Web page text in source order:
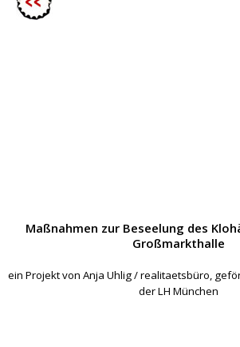
Maßnahmen zur Beseelung des
Großmarkthalle
ein Projekt von Anja Uhlig / realitaetsbüro,
der LH München